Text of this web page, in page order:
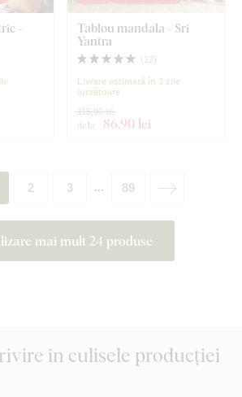
-
Tablou mandala - Sri
Yantra
( 12)
Livrare estimată în 3 zile
lucrătoare
de la 86,90 lei
115,90 lei
mai mult 24 produse
2 3 ... 89
în culisele producției